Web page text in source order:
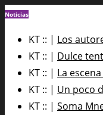
Noticias
KT :: | Los
KT :: | Dulce
KT :: | La
KT :: | Un poco
KT :: | Soma